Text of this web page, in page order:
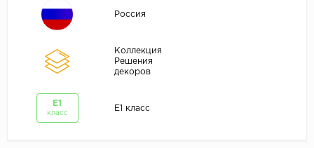
Россия
Коллекция
Решения
декоров
Е1
класс
Е1 класс